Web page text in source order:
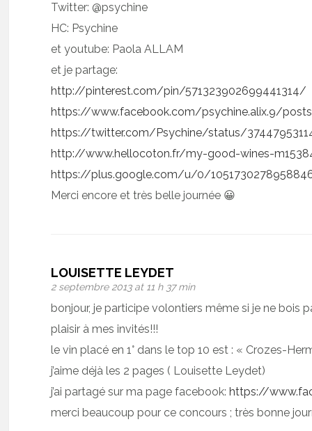
Twitter: @psychine
HC: Psychine
et youtube: Paola ALLAM
et je partage:
http://pinterest.com/pin/571323902699441314/
https://www.facebook.com/psychine.alix.9/
https://twitter.com/Psychine/status/
http://www.hellocoton.fr/my-good-wines-
https://plus.google.com/u/0/
Merci encore et très belle journée 😀
LOUISETTE LEYDET
2 septembre 2013 at 11 h 37 min
bonjour, je participe volontiers même si je ne bois
plaisir à mes invités!!!
le vin placé en 1° dans le top 10 est : « Crozes-
j’aime déjà les 2 pages ( Louisette Leydet)
j’ai partagé sur ma page facebook:https://
merci beaucoup pour ce concours ; très bonne